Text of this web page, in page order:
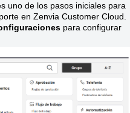
uno de los pasos iniciales para
en Zenvia Customer Cloud.
para configurar